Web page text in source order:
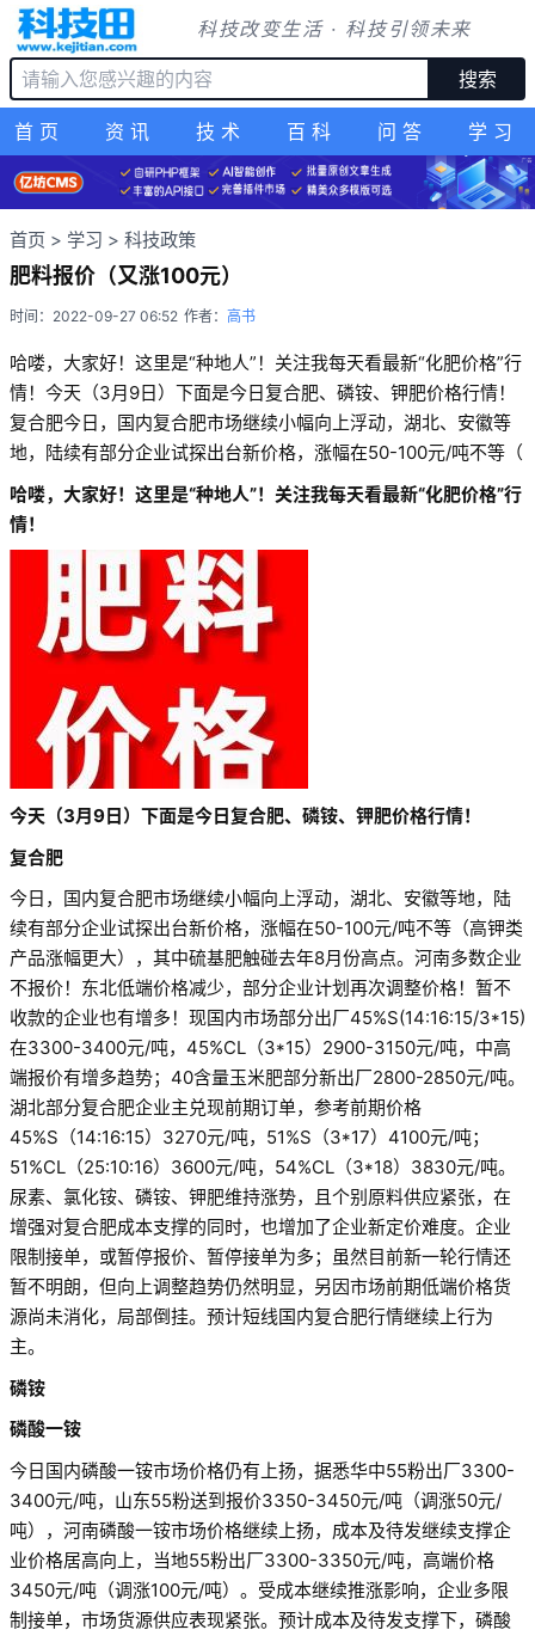
科技改变生活 · 科技引领未来
搜索
首页 资讯 技术 百科 问答 学习
首页 > 学习 > 科技政策
肥料报价（又涨100元）
时间：2022-09-27 06:52 作者： 高书
哈喽，大家好！这里是“种地人”！关注我每天看最新“化肥价格”行
情！今天（3月9日）下面是今日复合肥、磷铵、钾肥价格行情！
复合肥今日，国内复合肥市场继续小幅向上浮动，湖北、安徽等
地，陆续有部分企业试探出台新价格，涨幅在50-100元/吨不等（
哈喽，大家好！这里是“种地人”！关注我每天看最新“化肥价格”行
情！
今天（3月9日）下面是今日复合肥、磷铵、钾肥价格行情！
复合肥
今日，国内复合肥市场继续小幅向上浮动，湖北、安徽等地，陆
续有部分企业试探出台新价格，涨幅在50-100元/吨不等（高钾类
产品涨幅更大），其中硫基肥触碰去年8月份高点。河南多数企业
不报价！东北低端价格减少，部分企业计划再次调整价格！暂不
收款的企业也有增多！现国内市场部分出厂45%S(14:16:15/3*15)
在3300-3400元/吨，45%CL（3*15）2900-3150元/吨，中高
端报价有增多趋势；40含量玉米肥部分新出厂2800-2850元/吨。
湖北部分复合肥企业主兑现前期订单，参考前期价格
45%S（14:16:15）3270元/吨，51%S（3*17）4100元/吨；
51%CL（25:10:16）3600元/吨，54%CL（3*18）3830元/吨。
尿素、氯化铵、磷铵、钾肥维持涨势，且个别原料供应紧张，在
增强对复合肥成本支撑的同时，也增加了企业新定价难度。企业
限制接单，或暂停报价、暂停接单为多；虽然目前新一轮行情还
暂不明朗，但向上调整趋势仍然明显，另因市场前期低端价格货
源尚未消化，局部倒挂。预计短线国内复合肥行情继续上行为
主。
磷铵
磷酸一铵
今日国内磷酸一铵市场价格仍有上扬，据悉华中55粉出厂3300-
3400元/吨，山东55粉送到报价3350-3450元/吨（调涨50元/
吨），河南磷酸一铵市场价格继续上扬，成本及待发继续支撑企
业价格居高向上，当地55粉出厂3300-3350元/吨，高端价格
3450元/吨（调涨100元/吨）。受成本继续推涨影响，企业多限
制接单，市场货源供应表现紧张。预计成本及待发支撑下，磷酸